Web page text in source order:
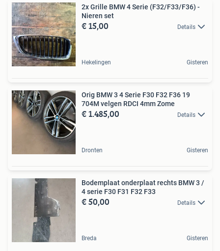
2x Grille BMW 4 Serie (F32/F33/F36) -
Nieren set
€ 15,00 Details
Hekelingen Gisteren
Orig BMW 3 4 Serie F30 F32 F36 19
704M velgen RDCI 4mm Zome
€ 1.485,00 Details
Dronten Gisteren
Bodemplaat onderplaat rechts BMW 3 /
4 serie F30 F31 F32 F33
€ 50,00 Details
Breda Gisteren